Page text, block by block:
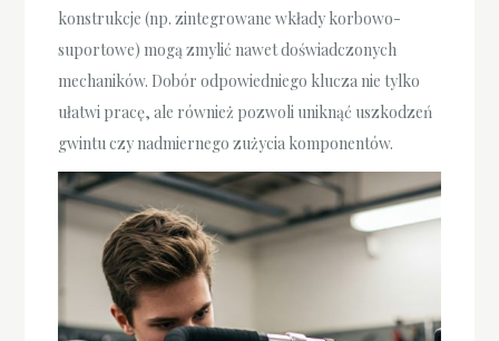
konstrukcje (np. zintegrowane wkłady korbowo-
suportowe) mogą zmylić nawet doświadczonych
mechaników. Dobór odpowiedniego klucza nie tylko
ułatwi pracę, ale również pozwoli uniknąć uszkodzeń
gwintu czy nadmiernego zużycia komponentów.